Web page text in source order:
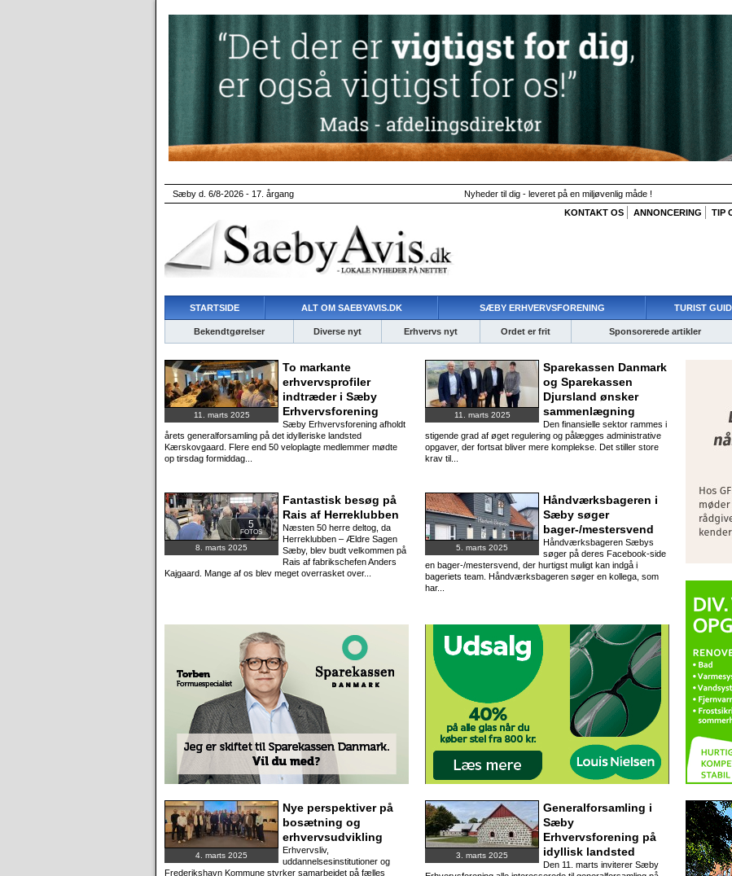
Sæby d. 6/8-2026 - 17. årgang Nyheder til dig - leveret på en miljøvenlig måde !
KONTAKT OS
ANNONCERING TIP
STARTSIDE ALT OM SAEBYAVIS.DK SÆBY ERHVERVSFORENING TURIST
Bekendtgørelser Diverse nyt Erhvervs nyt Ordet er frit Sponsorerede artikler
11. marts 2025
To markante
erhvervsprofiler
indtræder i Sæby
Erhvervsforening
Sæby Erhvervsforening afholdt
årets generalforsamling på det idylleriske landsted
Kærskovgaard. Flere end 50 veloplagte medlemmer mødte
op tirsdag formiddag...
11. marts 2025
Sparekassen Danmark
og Sparekassen
Djursland ønsker
sammenlægning
Den finansielle sektor rammes i
stigende grad af øget regulering og pålægges administrative
opgaver, der fortsat bliver mere komplekse. Det stiller store
krav til...
8. marts 2025
5
FOTOS
Fantastisk besøg på
Rais af Herreklubben
Næsten 50 herre deltog, da
Herreklubben – Ældre Sagen
Sæby, blev budt velkommen på
Rais af fabrikschefen Anders
Kajgaard. Mange af os blev meget overrasket over...
5. marts 2025
Håndværksbageren i
Sæby søger
bager-/mestersvend
Håndværksbageren Sæbys
søger på deres Facebook-side
en bager-/mestersvend, der hurtigst muligt kan indgå i
bageriets team. Håndværksbageren søger en kollega, som
har...
4. marts 2025
Nye perspektiver på
bosætning og
erhvervsudvikling
Erhvervsliv,
uddannelsesinstitutioner og
Frederikshavn Kommune styrker samarbejdet på fælles
3. marts 2025
Generalforsamling i
Sæby
Erhvervsforening på
idyllisk landsted
Den 11. marts inviterer Sæby